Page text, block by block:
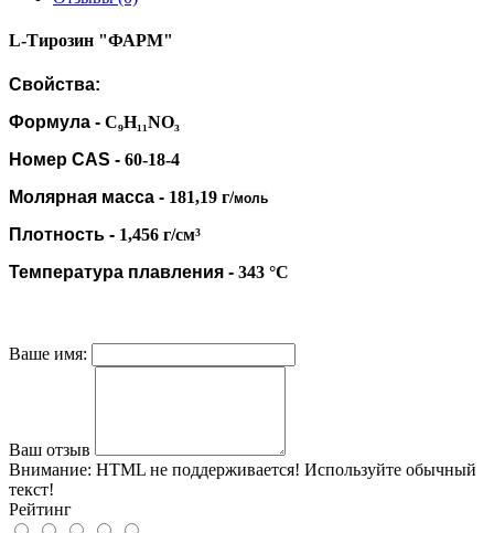
L-Тирозин "ФАРМ"
Свойства:
Формула - C₉H₁₁NO₃
Номер CAS - 60-18-4
Молярная масса - 181,19 г/моль
Плотность - 1,456 г/см³
Температура плавления - 343 °C
Ваше имя:
Ваш отзыв
Внимание: HTML не поддерживается! Используйте обычный
текст!
Рейтинг